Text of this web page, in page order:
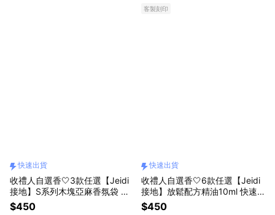
客製刻印
快速出貨
收禮人自選香🤍3款任選【Jeidi
接地】S系列木塊亞麻香氛袋 快
速出貨
$450
快速出貨
收禮人自選香🤍6款任選【Jeidi
接地】放鬆配方精油10ml 快速
出貨
$450